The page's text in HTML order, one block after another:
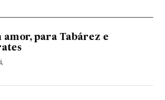
amor, para Tabárez e